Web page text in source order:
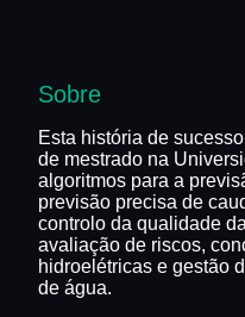
Sobre
Esta história de
de mestrado na
algoritmos para a
previsão precisa de
controlo da qualidade
avaliação de riscos,
hidroelétricas e gestão
de água.